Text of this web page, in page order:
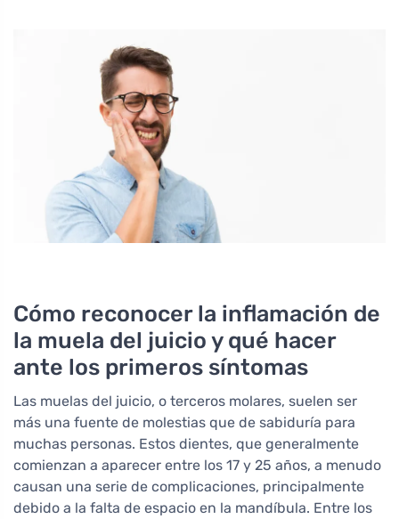
Cómo reconocer la inflamación de
la muela del juicio y qué hacer
ante los primeros síntomas
Las muelas del juicio, o terceros molares, suelen ser
más una fuente de molestias que de sabiduría para
muchas personas. Estos dientes, que generalmente
comienzan a aparecer entre los 17 y 25 años, a menudo
causan una serie de complicaciones, principalmente
debido a la falta de espacio en la mandíbula. Entre los